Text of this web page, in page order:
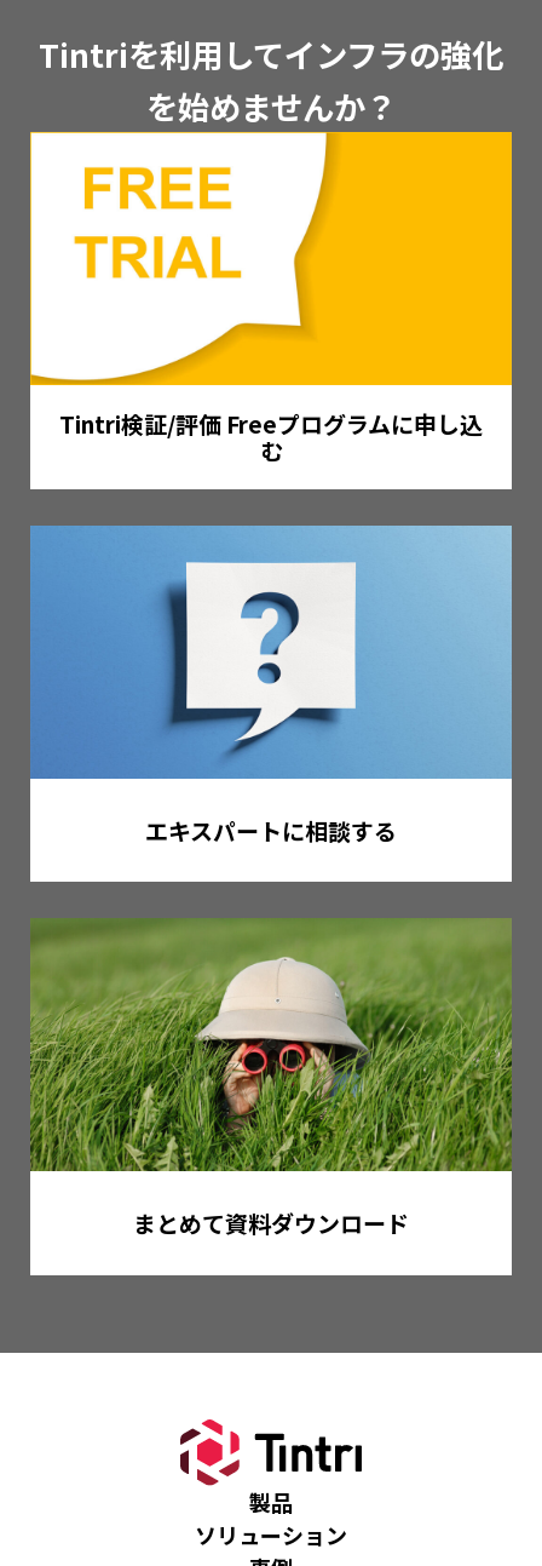
Tintriを利用してインフラの強化
を始めませんか？
Tintri検証/評価 Freeプログラムに申し込
む
エキスパートに相談する
まとめて資料ダウンロード
製品
ソリューション